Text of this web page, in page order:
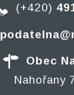
(+420)
Obec
Nahořany